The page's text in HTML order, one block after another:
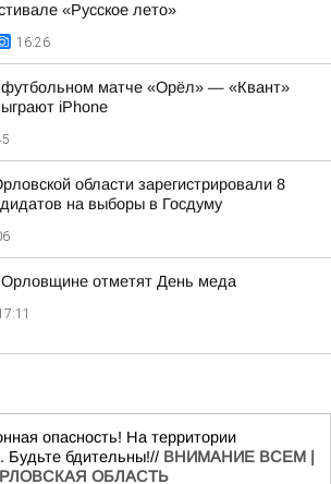
«Русское лето»
16:26
матче «Орёл» — «Квант»
iPhone
области зарегистрировали 8
на выборы в Госдуму
отметят День меда
опасность! На территории
Будьте бдительны!// ВНИМАНИЕ ВСЕМ |
ОБЛАСТЬ